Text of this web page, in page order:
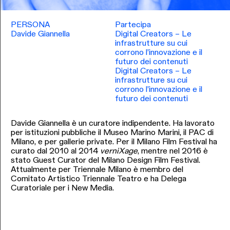
PERSONA
Davide Giannella
Partecipa
Digital Creators – Le
infrastrutture su cui
corrono l’innovazione e il
futuro dei contenuti
Digital Creators – Le
infrastrutture su cui
corrono l’innovazione e il
futuro dei contenuti
Davide Giannella è un curatore indipendente. Ha lavorato
per istituzioni pubbliche il Museo Marino Marini, il PAC di
Milano, e per gallerie private. Per il Milano Film Festival ha
curato dal 2010 al 2014 verniXage, mentre nel 2016 è
stato Guest Curator del Milano Design Film Festival.
Attualmente per Triennale Milano è membro del
Comitato Artistico Triennale Teatro e ha Delega
Curatoriale per i New Media.